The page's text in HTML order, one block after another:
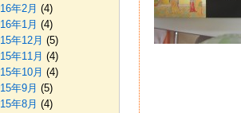
年2月 (4)
年1月 (4)
年12月 (5)
年11月 (4)
年10月 (4)
年9月 (5)
年8月 (4)